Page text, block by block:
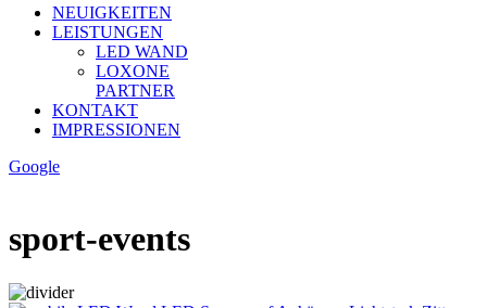
NEUIGKEITEN
LEISTUNGEN
LED WAND
LOXONE
PARTNER
KONTAKT
IMPRESSIONEN
Google
sport-events